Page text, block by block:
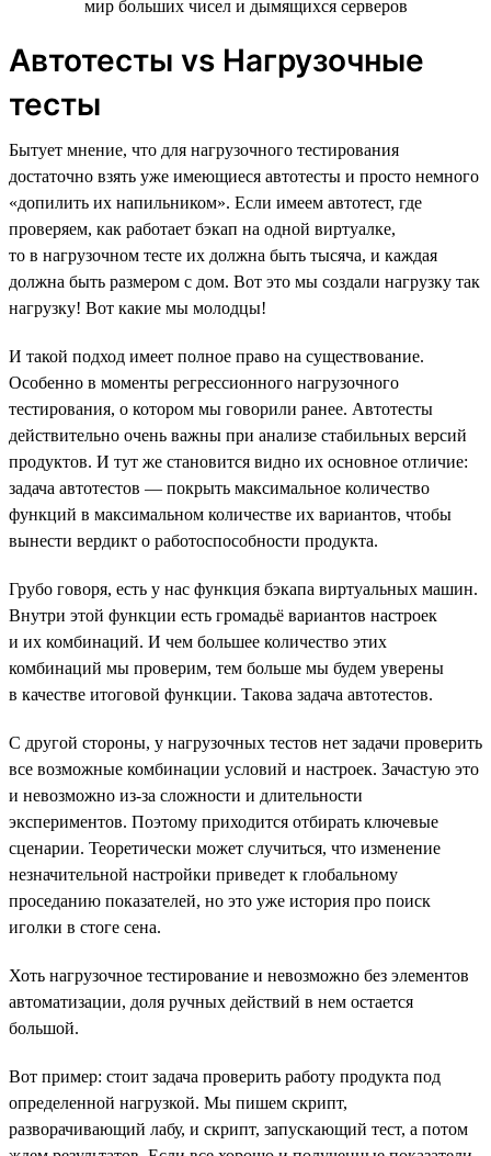
Автотесты vs Нагрузочные
тесты
Бытует мнение, что для нагрузочного тестирования
достаточно взять уже имеющиеся автотесты и просто немного
«допилить их напильником». Если имеем автотест, где
проверяем, как работает бэкап на одной виртуалке,
то в нагрузочном тесте их должна быть тысяча, и каждая
должна быть размером с дом. Вот это мы создали нагрузку так
нагрузку! Вот какие мы молодцы!
И такой подход имеет полное право на существование.
Особенно в моменты регрессионного нагрузочного
тестирования, о котором мы говорили ранее. Автотесты
действительно очень важны при анализе стабильных версий
продуктов. И тут же становится видно их основное отличие:
задача автотестов — покрыть максимальное количество
функций в максимальном количестве их вариантов, чтобы
вынести вердикт о работоспособности продукта.
Грубо говоря, есть у нас функция бэкапа виртуальных машин.
Внутри этой функции есть громадьё вариантов настроек
и их комбинаций. И чем большее количество этих
комбинаций мы проверим, тем больше мы будем уверены
в качестве итоговой функции. Такова задача автотестов.
С другой стороны, у нагрузочных тестов нет задачи проверить
все возможные комбинации условий и настроек. Зачастую это
и невозможно из-за сложности и длительности
экспериментов. Поэтому приходится отбирать ключевые
сценарии. Теоретически может случиться, что изменение
незначительной настройки приведет к глобальному
проседанию показателей, но это уже история про поиск
иголки в стоге сена.
Хоть нагрузочное тестирование и невозможно без элементов
автоматизации, доля ручных действий в нем остается
большой.
Вот пример: стоит задача проверить работу продукта под
определенной нагрузкой. Мы пишем скрипт,
разворачивающий лабу, и скрипт, запускающий тест, а потом